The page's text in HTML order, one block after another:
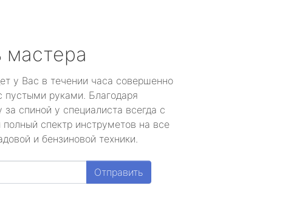
мастера
у Вас в течении часа совершенно
пустыми руками. Благодаря
спиной у специалиста всегда с
полный спектр инструметов на все
и бензиновой техники.
Отправить